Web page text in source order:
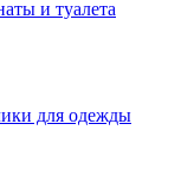
и туалета
для одежды